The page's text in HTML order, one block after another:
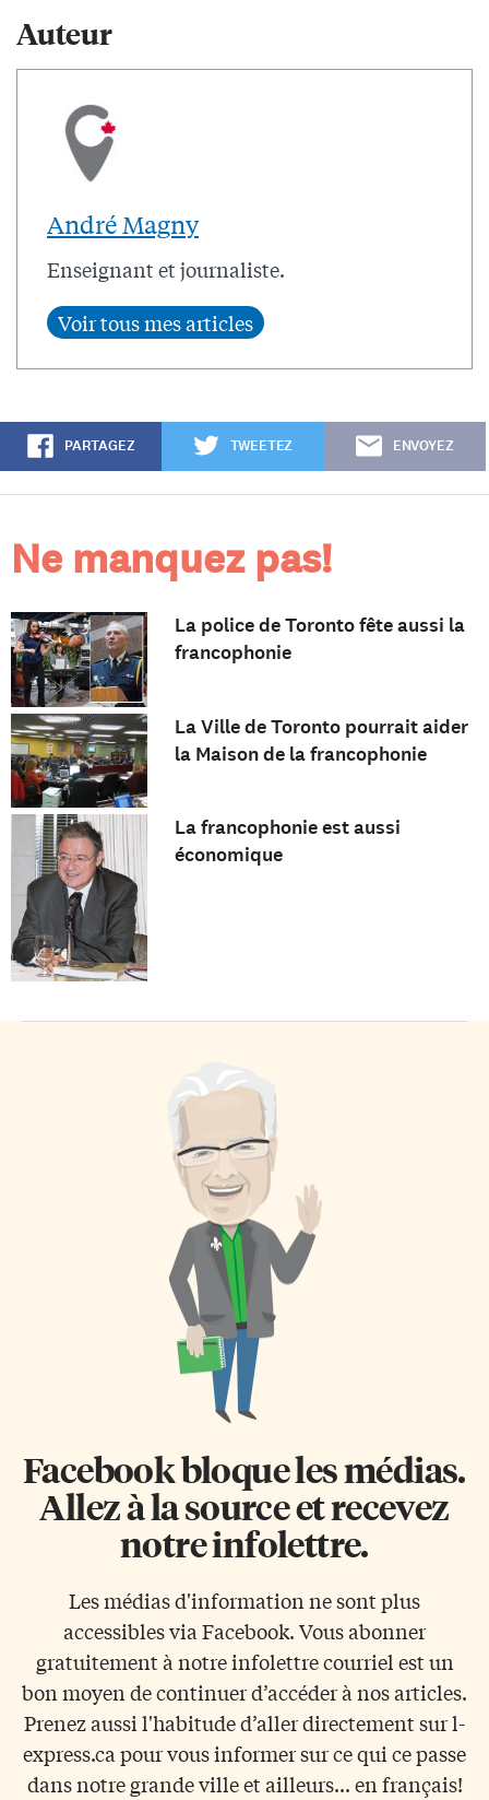
Auteur
André Magny
Enseignant et journaliste.
PARTAGEZ TWEETEZ ENVOYEZ
Ne manquez pas!
La police de Toronto fête aussi la
francophonie
La Ville de Toronto pourrait aider
la Maison de la francophonie
La francophonie est aussi
économique
Facebook bloque les médias.
Allez à la source et recevez
notre infolettre.
Les médias d'information ne sont plus
accessibles via Facebook. Vous abonner
gratuitement à notre infolettre courriel est un
bon moyen de continuer d’accéder à nos articles.
Prenez aussi l'habitude d’aller directement sur l-
express.ca pour vous informer sur ce qui ce passe
dans notre grande ville et ailleurs... en français!